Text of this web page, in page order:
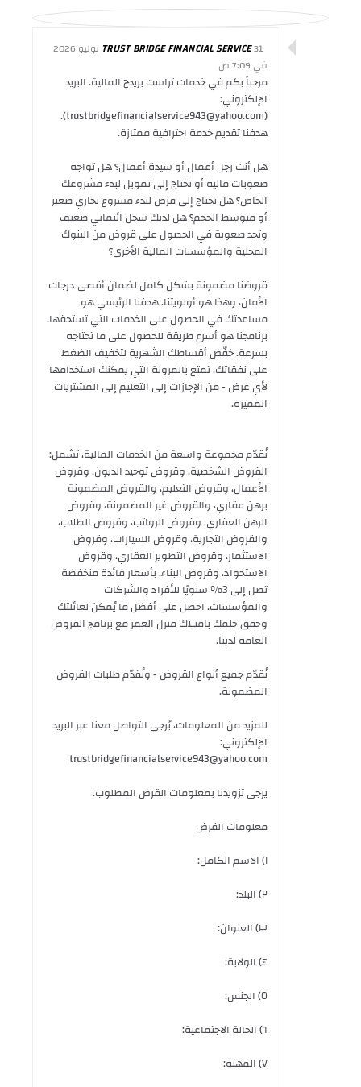
TRUST BRIDGE FINANCIAL SERVICE
31 يوليو 2026
في 7:09 ص
مرحباً بكم في خدمات تراست بريدج المالية. البريد
الإلكتروني:
(trustbridgefinancialservice943@yahoo.com).
هدفنا تقديم خدمة احترافية ممتازة.
هل أنت رجل أعمال أو سيدة أعمال؟ هل تواجه
صعوبات مالية أو تحتاج إلى تمويل لبدء مشروعك
الخاص؟ هل تحتاج إلى قرض لبدء مشروع تجاري صغير
أو متوسط ​​الحجم؟ هل لديك سجل ائتماني ضعيف
وتجد صعوبة في الحصول على قروض من البنوك
المحلية والمؤسسات المالية الأخرى؟
قروضنا مضمونة بشكل كامل لضمان أقصى درجات
الأمان، وهذا هو أولويتنا. هدفنا الرئيسي هو
مساعدتك في الحصول على الخدمات التي تستحقها.
برنامجنا هو أسرع طريقة للحصول على ما تحتاجه
بسرعة. خفّض أقساطك الشهرية لتخفيف الضغط
على نفقاتك. تمتع بالمرونة التي يمكنك استخدامها
لأي غرض - من الإجازات إلى التعليم إلى المشتريات
المميزة.
نُقدّم مجموعة واسعة من الخدمات المالية، تشمل:
القروض الشخصية، وقروض توحيد الديون، وقروض
الأعمال، وقروض التعليم، والقروض المضمونة
برهن عقاري، والقروض غير المضمونة، وقروض
الرهن العقاري، وقروض الرواتب، وقروض الطلاب،
والقروض التجارية، وقروض السيارات، وقروض
الاستثمار، وقروض التطوير العقاري، وقروض
الاستحواذ، وقروض البناء، بأسعار فائدة منخفضة
تصل إلى 3% سنويًا للأفراد والشركات
والمؤسسات. احصل على أفضل ما يُمكن لعائلتك
وحقق حلمك بامتلاك منزل العمر مع برنامج القروض
العامة لدينا.
نُقدّم جميع أنواع القروض - ونُقدّم طلبات القروض
المضمونة.
للمزيد من المعلومات، يُرجى التواصل معنا عبر البريد
الإلكتروني:
trustbridgefinancialservice943@yahoo.com
يرجى تزويدنا بمعلومات القرض المطلوب.
معلومات القرض
١) الاسم الكامل:
٢) البلد:
٣) العنوان:
٤) الولاية:
٥) الجنس:
٦) الحالة الاجتماعية:
٧) المهنة: